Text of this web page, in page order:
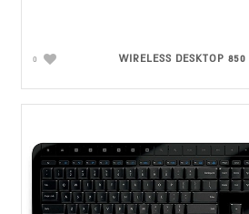
0
סט אלחוטי עכבר מקלדת WIRELESS DESKTOP 850